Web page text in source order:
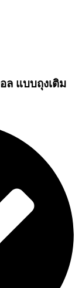
ล แบบถุงเติม